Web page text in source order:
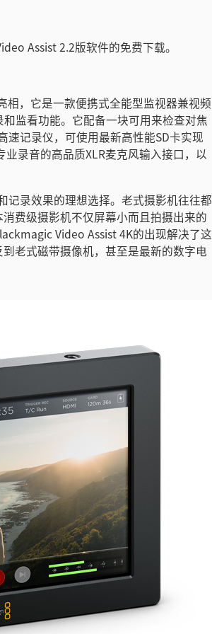
Assist 2.2版软件的免费下载。
相，它是一款便携式全能型监视器兼视频
监看功能。它配备一块可用来检查对焦
速记录仪，可使用最新高性能SD卡实现
录音的高品质XLR麦克风输入接口，以
记录效果的理想选择。老式摄影机往往都
费级摄影机不仅屏幕小而且拍摄出来的
Video Assist 4K的出现解决了这
老式磁带摄像机，甚至是最新的数字电